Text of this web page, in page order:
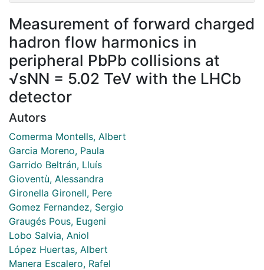
Measurement of forward charged
hadron flow harmonics in
peripheral PbPb collisions at
√sNN = 5.02 TeV with the LHCb
detector
Autors
Comerma Montells, Albert
Garcia Moreno, Paula
Garrido Beltrán, Lluís
Gioventù, Alessandra
Gironella Gironell, Pere
Gomez Fernandez, Sergio
Graugés Pous, Eugeni
Lobo Salvia, Aniol
López Huertas, Albert
Manera Escalero, Rafel